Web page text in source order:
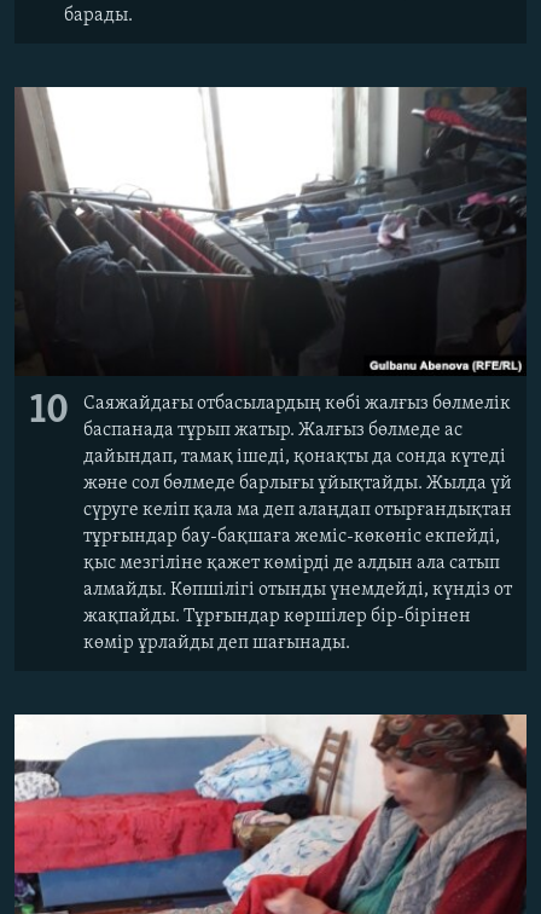
барады.
10
Саяжайдағы отбасылардың көбі жалғыз бөлмелік
баспанада тұрып жатыр. Жалғыз бөлмеде ас
дайындап, тамақ ішеді, қонақты да сонда күтеді
және сол бөлмеде барлығы ұйықтайды. Жылда үй
сүруге келіп қала ма деп алаңдап отырғандықтан
тұрғындар бау-бақшаға жеміс-көкөніс екпейді,
қыс мезгіліне қажет көмірді де алдын ала сатып
алмайды. Көпшілігі отынды үнемдейді, күндіз от
жақпайды. Тұрғындар көршілер бір-бірінен
көмір ұрлайды деп шағынады.